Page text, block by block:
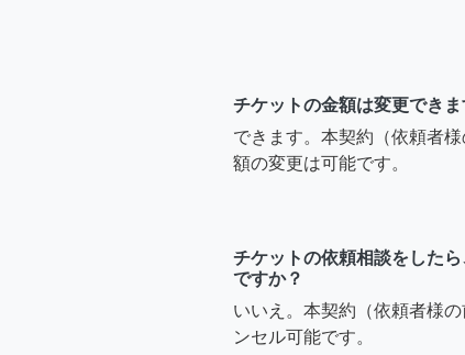
チケットの金額は変更できま
できます。本契約（依頼者
額の変更は可能です。
チケットの依頼相談をした
ですか？
いいえ。本契約（依頼者様
ンセル可能です。